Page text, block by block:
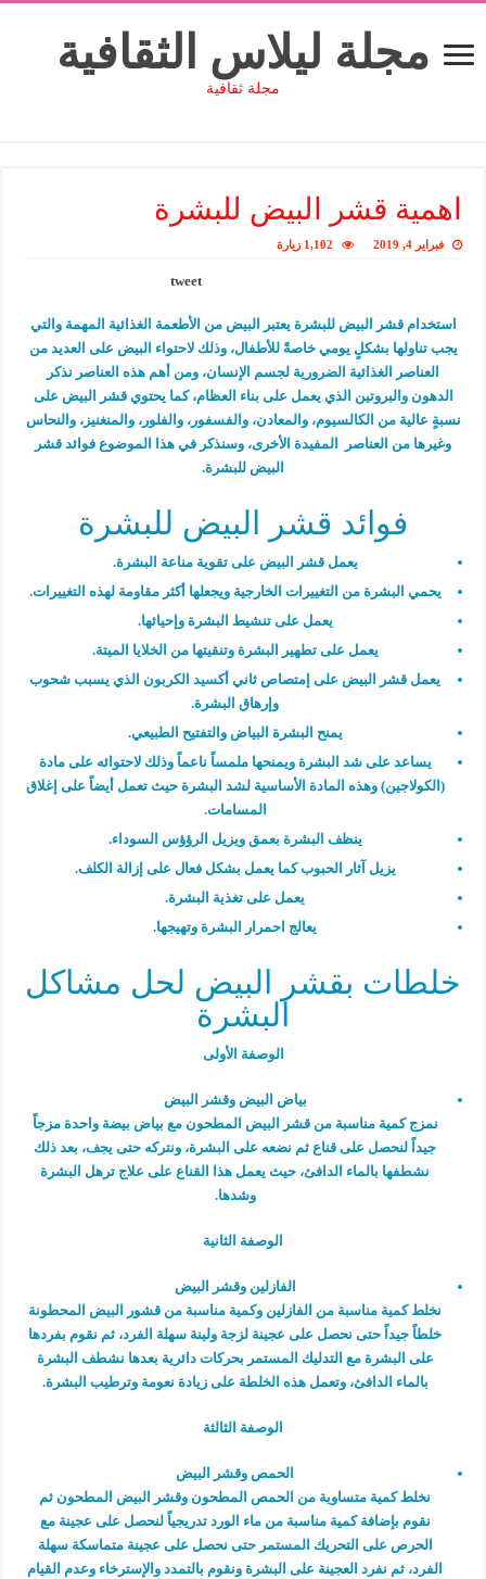
مجلة ليلاس الثقافية
مجلة ثقافية
اهمية قشر البيض للبشرة
فبراير 4, 2019 1,102 زيارة
tweet
استخدام قشر البيض للبشرة يعتبر البيض من الأطعمة الغذائية المهمة والتي
يجب تناولها بشكلٍ يومي خاصةً للأطفال، وذلك لاحتواء البيض على العديد من
العناصر الغذائية الضرورية لجسم الإنسان، ومن أهم هذه العناصر نذكر
الدهون والبروتين الذي يعمل على بناء العظام، كما يحتوي قشر البيض على
نسبةٍ عالية من الكالسيوم، والمعادن، والفسفور، والفلور، والمنغنيز، والنحاس
وغيرها من العناصر المفيدة الأخرى، وسنذكر في هذا الموضوع فوائد قشر
البيض للبشرة.
فوائد قشر البيض للبشرة
يعمل قشر البيض على تقوية مناعة البشرة.
يحمي البشرة من التغييرات الخارجية ويجعلها أكثر مقاومة لهذه التغييرات.
يعمل على تنشيط البشرة وإحيائها.
يعمل على تطهير البشرة وتنقيتها من الخلايا الميتة.
يعمل قشر البيض على إمتصاص ثاني أكسيد الكربون الذي يسبب شحوب
وإرهاق البشرة.
يمنح البشرة البياض والتفتيح الطبيعي.
يساعد على شد البشرة ويمنحها ملمساً ناعماً وذلك لاحتوائه على مادة
(الكولاجين) وهذه المادة الأساسية لشد البشرة حيث تعمل أيضاً على إغلاق
المسامات.
ينظف البشرة بعمق ويزيل الرؤؤس السوداء.
يزيل آثار الحبوب كما يعمل بشكل فعال على إزالة الكلف.
يعمل على تغذية البشرة.
يعالج احمرار البشرة وتهيجها.
خلطات بقشر البيض لحل مشاكل
البشرة
الوصفة الأولى
بياض البيض وقشر البيض
نمزج كمية مناسبة من قشر البيض المطحون مع بياض بيضة واحدة مزجاً
جيداً لنحصل على قناع ثم نضعه على البشرة، ونتركه حتى يجف، بعد ذلك
نشطفها بالماء الدافئ، حيث يعمل هذا القناع على علاج ترهل البشرة
وشدها.
الوصفة الثانية
الفازلين وقشر البيض
نخلط كمية مناسبة من الفازلين وكمية مناسبة من قشور البيض المحطونة
خلطاً جيداً حتى نحصل على عجينة لزجة ولينة سهلة الفرد، ثم نقوم بفردها
على البشرة مع التدليك المستمر بحركات دائرية بعدها نشطف البشرة
بالماء الدافئ، وتعمل هذه الخلطة على زيادة نعومة وترطيب البشرة.
الوصفة الثالثة
الحمص وقشر البيض
نخلط كمية متساوية من الحمص المطحون وقشر البيض المطحون ثم
نقوم بإضافة كمية مناسبة من ماء الورد تدريجياً لنحصل على عجينة مع
الحرص على التحريك المستمر حتى نحصل على عجينة متماسكة سهلة
الفرد، ثم نفرد العجينة على البشرة ونقوم بالتمدد والإسترخاء وعدم القيام